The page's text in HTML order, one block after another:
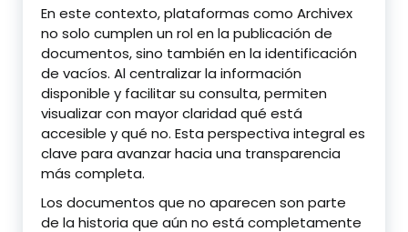
En este contexto, plataformas como Archivex
no solo cumplen un rol en la publicación de
documentos, sino también en la identificación
de vacíos. Al centralizar la información
disponible y facilitar su consulta, permiten
visualizar con mayor claridad qué está
accesible y qué no. Esta perspectiva integral es
clave para avanzar hacia una transparencia
más completa.
Los documentos que no aparecen son parte
de la historia que aún no está completamente